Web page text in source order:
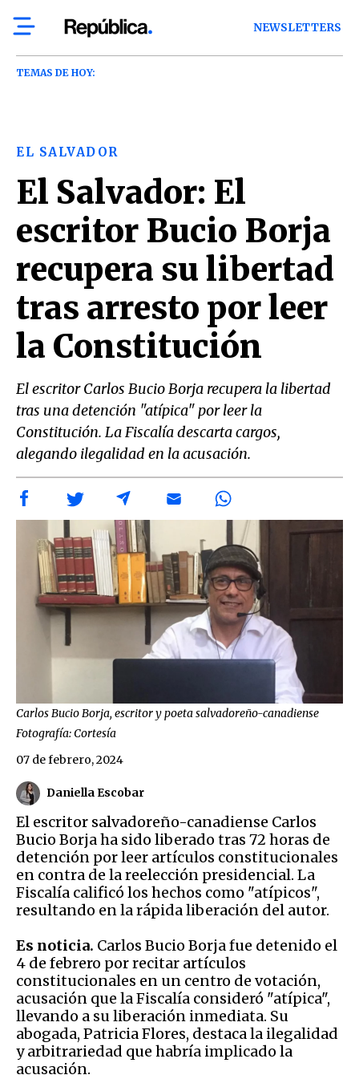
NEWSLETTERS
TEMAS DE HOY:
EL SALVADOR
El Salvador: El
escritor Bucio Borja
recupera su libertad
tras arresto por leer
la Constitución
El escritor Carlos Bucio Borja recupera la libertad
tras una detención "atípica" por leer la
Constitución. La Fiscalía descarta cargos,
alegando ilegalidad en la acusación.
Carlos Bucio Borja, escritor y poeta salvadoreño-canadiense
Fotografía: Cortesía
Daniella Escobar
07 de febrero, 2024
El escritor salvadoreño-canadiense Carlos
Bucio Borja ha sido liberado tras 72 horas de
detención por leer artículos constitucionales
en contra de la reelección presidencial. La
Fiscalía calificó los hechos como "atípicos",
resultando en la rápida liberación del autor.
Es noticia. Carlos Bucio Borja fue detenido el
4 de febrero por recitar artículos
constitucionales en un centro de votación,
acusación que la Fiscalía consideró "atípica",
llevando a su liberación inmediata. Su
abogada, Patricia Flores, destaca la ilegalidad
y arbitrariedad que habría implicado la
acusación.